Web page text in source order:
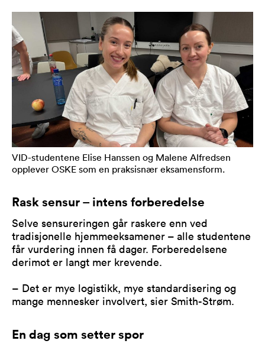
VID-studentene Elise Hanssen og Malene Alfredsen
opplever OSKE som en praksisnær eksamensform.
Rask sensur – intens forberedelse
Selve sensureringen går raskere enn ved
tradisjonelle hjemmeeksamener – alle studentene
får vurdering innen få dager. Forberedelsene
derimot er langt mer krevende.
– Det er mye logistikk, mye standardisering og
mange mennesker involvert, sier Smith-Strøm.
En dag som setter spor